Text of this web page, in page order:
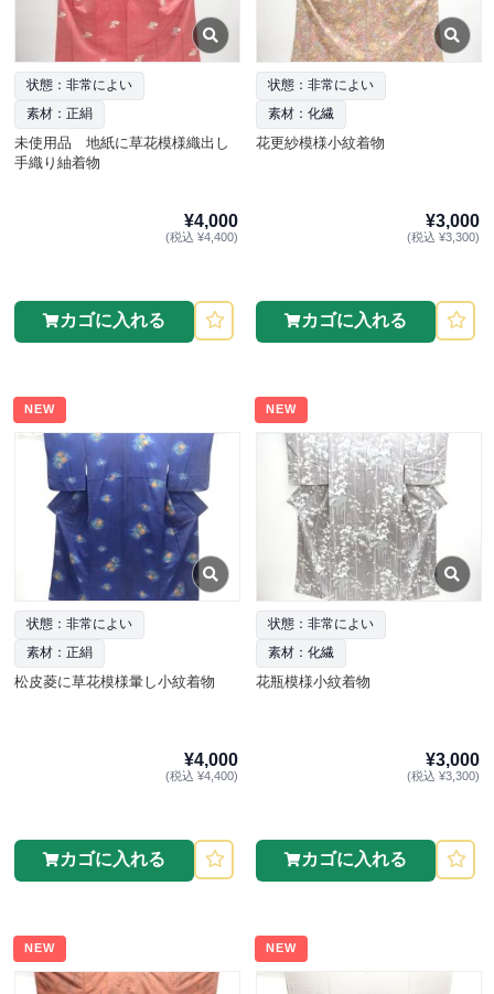
状態：非常によい
素材：正絹
未使用品 地紙に草花模様織出し
手織り紬着物
¥4,000
(税込 ¥4,400)
カゴに入れる
状態：非常によい
素材：化繊
花更紗模様小紋着物
¥3,000
(税込 ¥3,300)
カゴに入れる
NEW
状態：非常によい
素材：正絹
松皮菱に草花模様暈し小紋着物
¥4,000
(税込 ¥4,400)
カゴに入れる
NEW
状態：非常によい
素材：化繊
花瓶模様小紋着物
¥3,000
(税込 ¥3,300)
カゴに入れる
NEW NEW